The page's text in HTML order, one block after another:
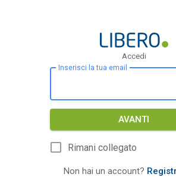
Accedi
Inserisci la tua email
AVANTI
Rimani collegato
Non hai un account?